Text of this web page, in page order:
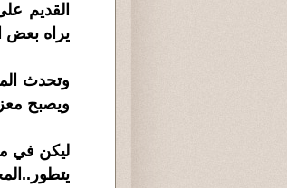
القديم
يراه بعض
وتحدث
ويصبح
ليكن في